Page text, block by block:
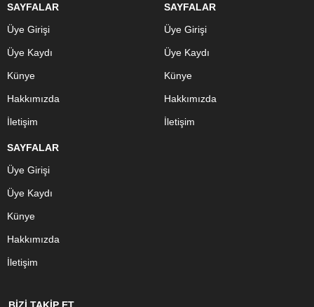
SAYFALAR
Üye Girişi
Üye Kaydı
Künye
Hakkımızda
İletişim
SAYFALAR
Üye Girişi
Üye Kaydı
Künye
Hakkımızda
İletişim
SAYFALAR
Üye Girişi
Üye Kaydı
Künye
Hakkımızda
İletişim